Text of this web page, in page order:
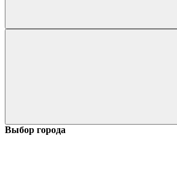
Выбор города